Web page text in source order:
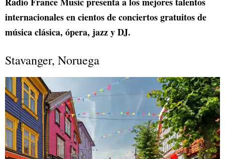
internacionales en cientos de conciertos gratuitos de
música clásica, ópera, jazz y DJ.
Stavanger, Noruega